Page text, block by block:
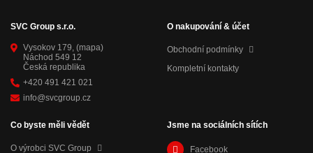
SVC Group s.r.o.
Vysokov 179, (mapa)
Náchod 549 12
Česká republika
+420 491 421 021
info@svcgroup.cz
O nakupování & účet
Obchodní podmínky
Kompletní kontakty
Co byste měli vědět
O výrobci SVC Group
Jsme na sociálních sítích
Facebook